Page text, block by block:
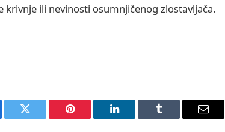
ili nevinosti osumnjičenog zlostavljača.
Twitter Pinterest LinkedIn Tumblr Email